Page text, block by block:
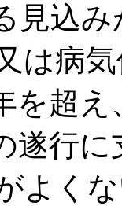
見込
病気
を超
遂行
くな